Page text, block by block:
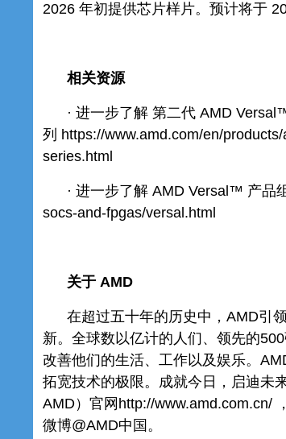
2026 年初提供芯片样片。预计将于
相关资源
· 进一步了解 第二代 AMD
列 https://www.amd.com/en/
series.html
· 进一步了解 AMD Versal™ 产品
socs-and-fpgas/versal.html
关于 AMD
在超过五十年的历史中，AMD引
新。全球数以亿计的人们、领先的
改善他们的生活、工作以及娱乐。
拓宽技术的极限。成就今日，启迪未
AMD）官网http://www.amd.com.cn/
微博@AMD中国。